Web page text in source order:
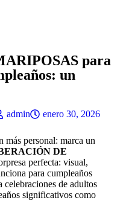
para
un
admin enero 30, 2026
más personal: marca un
DE
perfecta: visual,
para cumpleaños
de adultos
significativos como